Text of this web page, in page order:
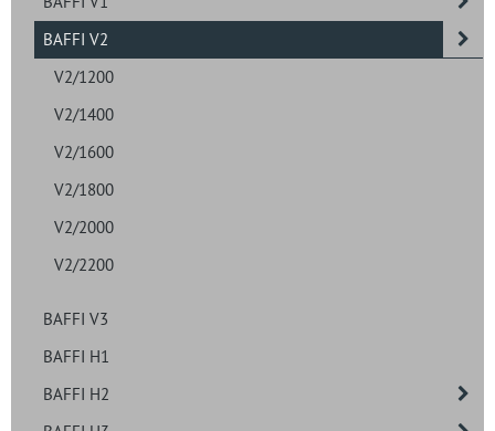
BAFFI V2
V2/1200
V2/1400
V2/1600
V2/1800
V2/2000
V2/2200
BAFFI V3
BAFFI H1
BAFFI H2